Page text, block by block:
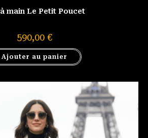
main Le Petit Poucet
590,00 €
Ajouter au panier